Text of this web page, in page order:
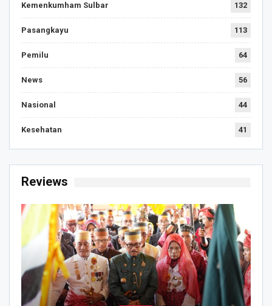
Kemenkumham Sulbar 132
Pasangkayu 113
Pemilu 64
News 56
Nasional 44
Kesehatan 41
Reviews